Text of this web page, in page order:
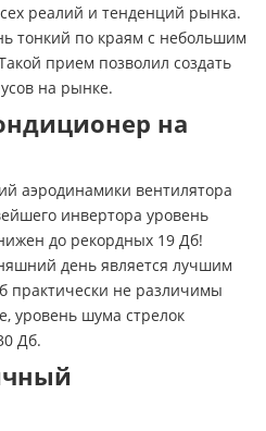
реалий и тенденций рынка.
тонкий по краям с небольшим
прием позволил создать
на рынке.
на
аэродинамики вентилятора
инвертора уровень
до рекордных 19 Дб!
день является лучшим
практически не различимы
уровень шума стрелок
Дб.